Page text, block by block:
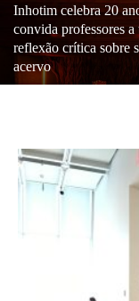
Inhotim celebra 20
convida professores a
reflexão crítica sobre
acervo